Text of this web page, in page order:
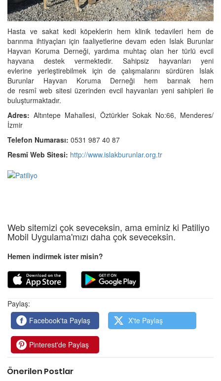
Hasta ve sakat kedi köpeklerin hem klinik tedavileri hem de
barınma ihtiyaçları için faaliyetlerine devam eden Islak Burunlar
Hayvan Koruma Derneği, yardıma muhtaç olan her türlü evcil
hayvana destek vermektedir. Sahipsiz hayvanları yeni
evlerine yerleştirebilmek için de çalışmalarını sürdüren Islak
Burunlar Hayvan Koruma Derneği hem barınak hem
de resmî web sitesi üzerinden evcil hayvanları yeni sahipleri ile
buluşturmaktadır.
Adres: Altıntepe Mahallesi, Öztürkler Sokak No:66, Menderes/
İzmir
Telefon Numarası: 0531 987 40 87
Resmî Web Sitesi: http://www.islakburunlar.org.tr
Web sitemizi çok seveceksin, ama eminiz ki Patiliyo
Mobil Uygulama'mızı daha çok seveceksin.
Hemen indirmek ister misin?
Paylaş:
Facebook'ta Paylaş
X'te Paylaş
Pinterest'de Paylaş
Önerilen Postlar